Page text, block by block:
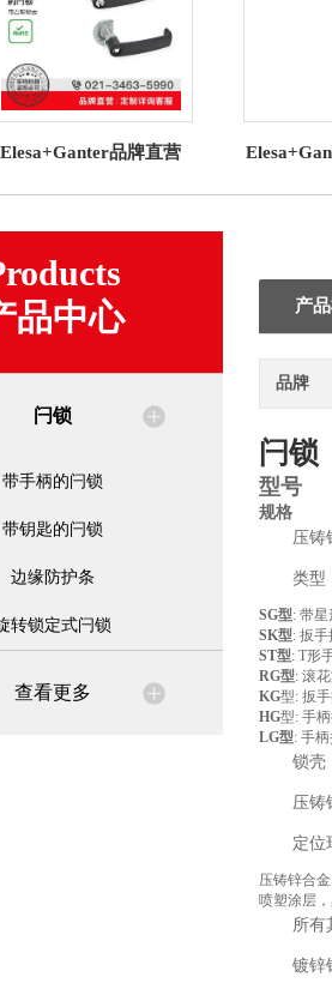
Elesa+Ganter品牌直营
的闩锁 带凸轮锁舌
密封条
品中心
闩锁
带手柄的闩锁
带钥匙的闩锁
边缘防护条
转锁定式闩锁
查看更多
产
品牌
闩锁
型号
规格
压铸
类型
SG型: 带
SK型: 扳
ST型: T形
RG型: 滚
KG型: 扳
HG型: 手
LG型: 手
锁壳
压铸
定位
压铸锌合金
喷塑涂层
所有
镀锌